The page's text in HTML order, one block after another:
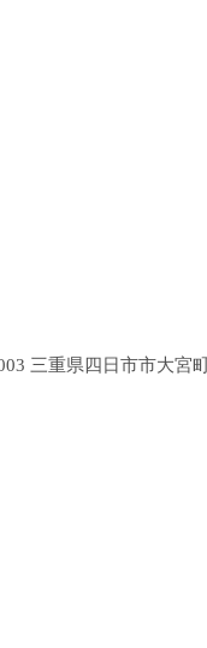
三重県四日市市大宮